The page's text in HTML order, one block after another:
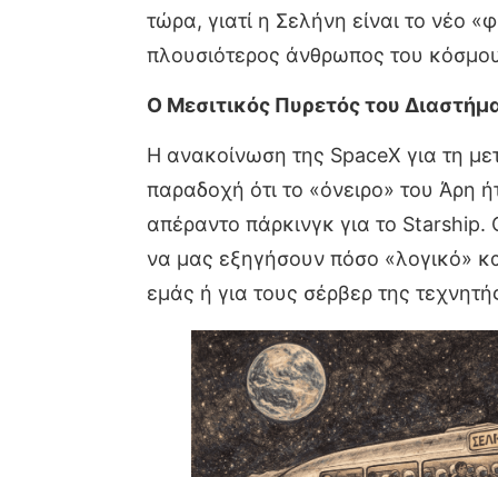
τώρα, γιατί η Σελήνη είναι το νέο
πλουσιότερος άνθρωπος του
Ο Μεσιτικός Πυρετός του
Η ανακοίνωση της SpaceX για τη
παραδοχή ότι το «όνειρο» του Άρη
απέραντο πάρκινγκ για το
να μας εξηγήσουν πόσο «λογικό»
εμάς ή για τους σέρβερ της